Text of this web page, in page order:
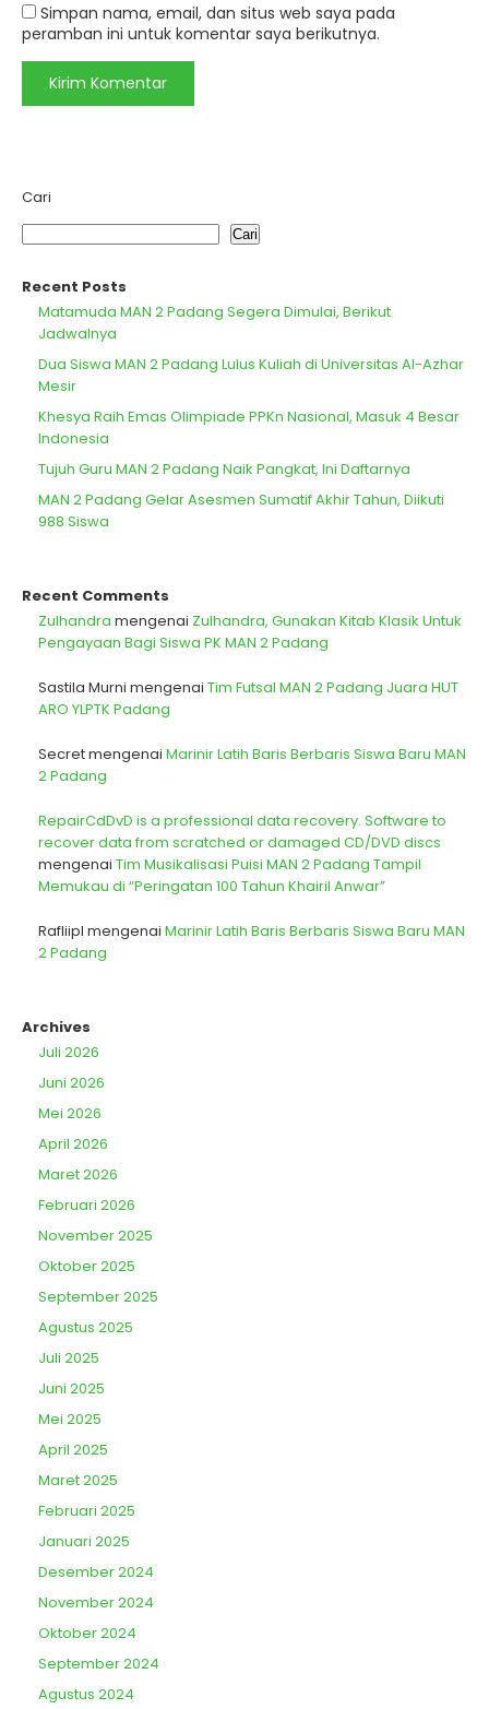
Simpan nama, email, dan situs web saya pada
peramban ini untuk komentar saya berikutnya.
Cari
Cari
Recent Posts
Matamuda MAN 2 Padang Segera Dimulai, Berikut
Jadwalnya
Dua Siswa MAN 2 Padang Lulus Kuliah di Universitas Al-Azhar
Mesir
Khesya Raih Emas Olimpiade PPKn Nasional, Masuk 4 Besar
Indonesia
Tujuh Guru MAN 2 Padang Naik Pangkat, Ini Daftarnya
MAN 2 Padang Gelar Asesmen Sumatif Akhir Tahun, Diikuti
988 Siswa
Recent Comments
Zulhandra mengenai Zulhandra, Gunakan Kitab Klasik Untuk
Pengayaan Bagi Siswa PK MAN 2 Padang
Sastila Murni mengenai Tim Futsal MAN 2 Padang Juara HUT
ARO YLPTK Padang
Secretmengenai Marinir Latih Baris Berbaris Siswa Baru MAN
2 Padang
RepairCdDvD is a professional data recovery. Software to
recover data from scratched or damaged CD/DVD discs
mengenai Tim Musikalisasi Puisi MAN 2 Padang Tampil
Memukau di “Peringatan 100 Tahun Khairil Anwar”
Rafliipl mengenai Marinir Latih Baris Berbaris Siswa Baru MAN
2 Padang
Archives
Juli 2026
Juni 2026
Mei 2026
April 2026
Maret 2026
Februari 2026
November 2025
Oktober 2025
September 2025
Agustus 2025
Juli 2025
Juni 2025
Mei 2025
April 2025
Maret 2025
Februari 2025
Januari 2025
Desember 2024
November 2024
Oktober 2024
September 2024
Agustus 2024